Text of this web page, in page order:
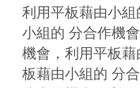
利用平板藉由小
小組的 分合作機
機會，利用平板
板藉由小組的 分